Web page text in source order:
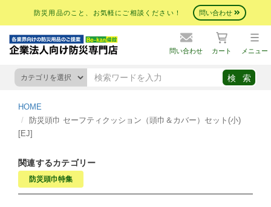
防災用品のこと、お気軽にご相談ください！ 問い合わせ
問い合わせ カート メニュー
HOME
防災頭巾 セーフティクッション（頭巾＆カバー）セット(小)
[EJ]
関連するカテゴリー
防災頭巾特集